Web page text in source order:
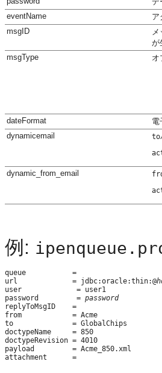
eventName
ア
msgID
が
msgType
オ
dateFormat
電
dynamicemail
to
dynamic_from_email
例:
queue           =
url             = jdbc:oracle:thin:@
user             = user1
password         = password
replyToMsgID    =
from            = Acme
to              = GlobalChips
doctypeName     = 850
doctypeRevision = 4010
payload         = Acme_850.xml